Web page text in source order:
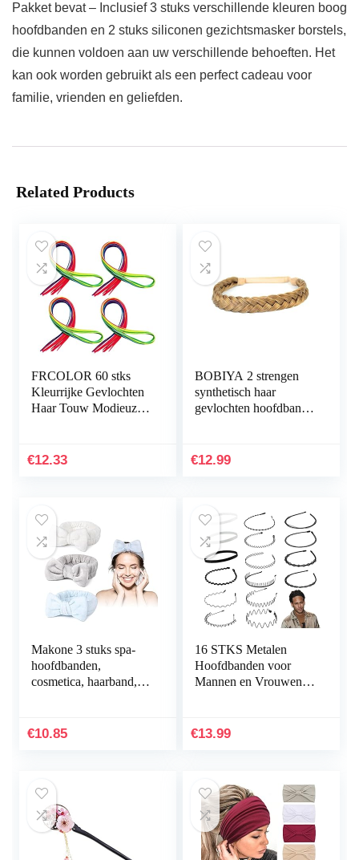
Pakket bevat – Inclusief 3 stuks verschillende kleuren boog
hoofdbanden en 2 stuks siliconen gezichtsmasker borstels,
die kunnen voldoen aan uw verschillende behoeften. Het
kan ook worden gebruikt als een perfect cadeau voor
familie, vrienden en geliefden.
Related Products
FRCOLOR 60 stks
Kleurrijke Gevlochten
Haar Touw Modieuze
€12.33
BOBIYA 2 strengen
synthetisch haar
gevlochten hoofdband
elastisch stretch
€12.99
Makone 3 stuks spa-
hoofdbanden,
cosmetica, haarband,
hoofdbanden, meerdere
€10.85
16 STKS Metalen
Hoofdbanden voor
Mannen en Vrouwen,
Mode Sprorts
€13.99